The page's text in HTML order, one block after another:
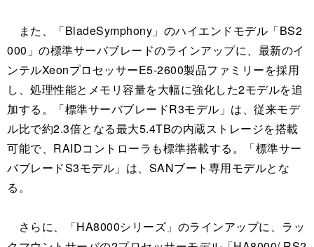
また、「BladeSymphony」のハイエンドモデル「BS2
000」の標準サーバブレードのラインアップに、最新のイ
ンテルXeonプロセッサーE5-2600製品ファミリーを採用
し、処理性能とメモリ容量を大幅に強化した2モデルを追
加する。「標準サーバブレードR3モデル」は、従来モデ
ル比で約2.3倍となる最大5.4TBの内蔵ストレージを搭載
可能で、RAIDコントローラも標準搭載する。「標準サー
バブレードS3モデル」は、SANブート専用モデルとな
る。
さらに、「HA8000シリーズ」のラインアップに、ラッ